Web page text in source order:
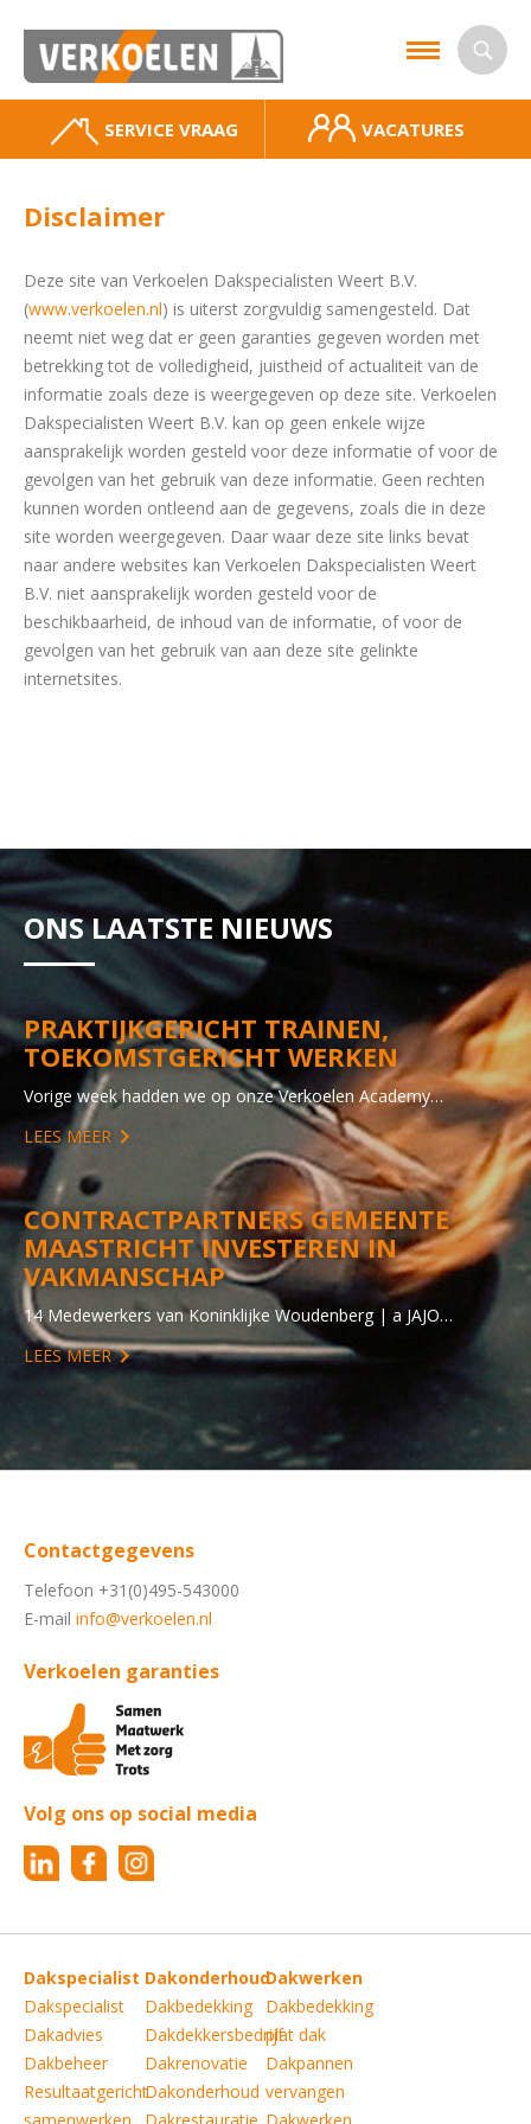
SERVICE VRAAG VACATURES
Disclaimer
Deze site van Verkoelen Dakspecialisten Weert B.V.
(www.verkoelen.nl) is uiterst zorgvuldig samengesteld. Dat
neemt niet weg dat er geen garanties gegeven worden met
betrekking tot de volledigheid, juistheid of actualiteit van de
informatie zoals deze is weergegeven op deze site. Verkoelen
Dakspecialisten Weert B.V. kan op geen enkele wijze
aansprakelijk worden gesteld voor deze informatie of voor de
gevolgen van het gebruik van deze informatie. Geen rechten
kunnen worden ontleend aan de gegevens, zoals die in deze
site worden weergegeven. Daar waar deze site links bevat
naar andere websites kan Verkoelen Dakspecialisten Weert
B.V. niet aansprakelijk worden gesteld voor de
beschikbaarheid, de inhoud van de informatie, of voor de
gevolgen van het gebruik van aan deze site gelinkte
internetsites.
ONS LAATSTE NIEUWS
PRAKTIJKGERICHT TRAINEN,
TOEKOMSTGERICHT WERKEN
Vorige week hadden we op onze Verkoelen Academy…
LEES MEER
CONTRACTPARTNERS GEMEENTE
MAASTRICHT INVESTEREN IN
VAKMANSCHAP
14 Medewerkers van Koninklijke Woudenberg | a JAJO…
LEES MEER
Contactgegevens
Telefoon +31(0)495-543000
E-mail info@verkoelen.nl
Verkoelen garanties
Volg ons op social media
Dakspecialist
Dakspecialist
Dakadvies
Dakbeheer
Resultaatgericht
Dakonderhoud
Dakbedekking
Dakdekkersbedrijf
Dakrenovatie
Dakonderhoud
Dakwerken
Dakbedekking
plat dak
Dakpannen
vervangen